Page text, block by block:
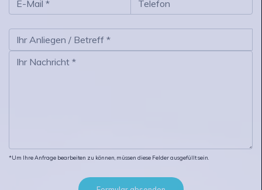
*Um Ihre Anfrage bearbeiten zu können, müssen diese Felder ausgefüllt sein.